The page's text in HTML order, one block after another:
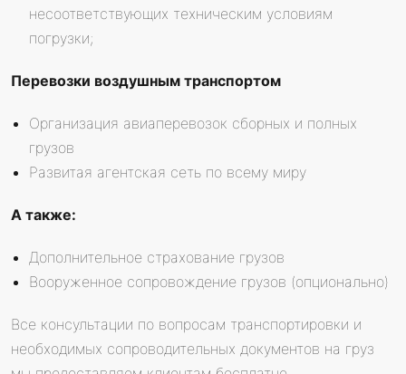
несоответствующих техническим условиям
погрузки;
Перевозки воздушным транспортом
Организация авиаперевозок сборных и полных
грузов
Развитая агентская сеть по всему миру
А также:
Дополнительное страхование грузов
Вооруженное сопровождение грузов (опционально)
Все консультации по вопросам транспортировки и
необходимых сопроводительных документов на груз